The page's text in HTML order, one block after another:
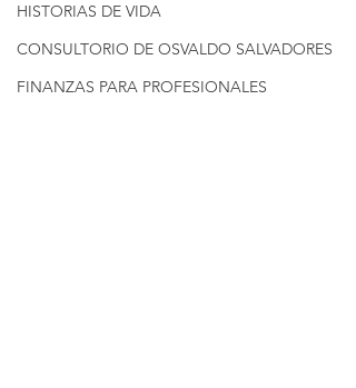
HISTORIAS DE VIDA
CONSULTORIO DE OSVALDO SALVADORES
FINANZAS PARA PROFESIONALES